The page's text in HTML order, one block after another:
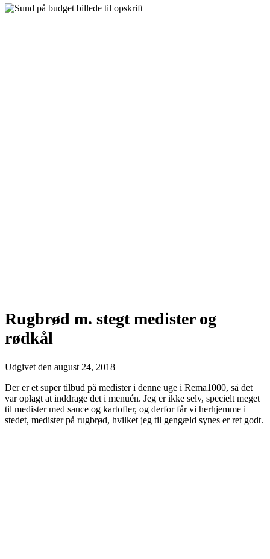
Rugbrød m. stegt medister og
rødkål
Udgivet den august 24, 2018
Der er et super tilbud på medister i denne uge i Rema1000, så det
var oplagt at inddrage det i menuén. Jeg er ikke selv, specielt meget
til medister med sauce og kartofler, og derfor får vi herhjemme i
stedet, medister på rugbrød, hvilket jeg til gengæld synes er ret godt.